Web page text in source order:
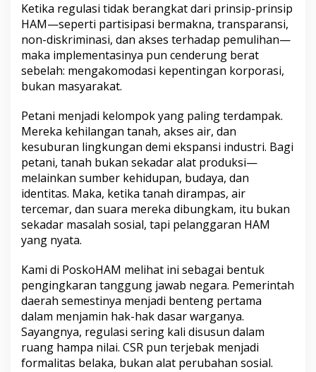
Ketika regulasi tidak berangkat dari prinsip-prinsip
HAM—seperti partisipasi bermakna, transparansi,
non-diskriminasi, dan akses terhadap pemulihan—
maka implementasinya pun cenderung berat
sebelah: mengakomodasi kepentingan korporasi,
bukan masyarakat.
Petani menjadi kelompok yang paling terdampak.
Mereka kehilangan tanah, akses air, dan
kesuburan lingkungan demi ekspansi industri. Bagi
petani, tanah bukan sekadar alat produksi—
melainkan sumber kehidupan, budaya, dan
identitas. Maka, ketika tanah dirampas, air
tercemar, dan suara mereka dibungkam, itu bukan
sekadar masalah sosial, tapi pelanggaran HAM
yang nyata.
Kami di PoskoHAM melihat ini sebagai bentuk
pengingkaran tanggung jawab negara. Pemerintah
daerah semestinya menjadi benteng pertama
dalam menjamin hak-hak dasar warganya.
Sayangnya, regulasi sering kali disusun dalam
ruang hampa nilai. CSR pun terjebak menjadi
formalitas belaka, bukan alat perubahan sosial.